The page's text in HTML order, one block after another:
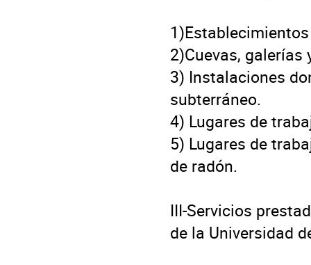
2)Cuevas, galerías
3) Instalaciones
subterráneo.
4) Lugares de
5) Lugares de
de radón.
III-Servicios
de la Universidad